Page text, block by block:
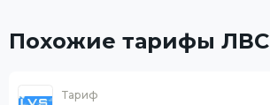
Похожие тарифы ЛВС
Тариф